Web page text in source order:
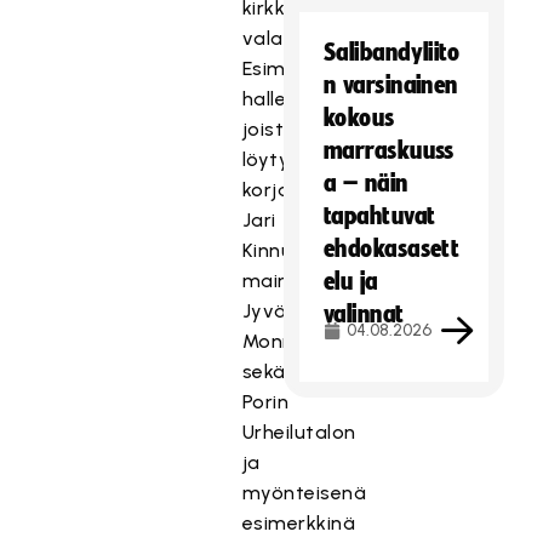
kirkkaus
valaistuksessa.
Esimerkkeinä
halleista,
joista
löytyi
korjattavaa,
Jari
Kinnunen
mainitsi
Jyväskylän
Monnarin
sekä
Porin
Urheilutalon
ja
myönteisenä
esimerkkinä
Salibandyliito
n varsinainen
kokous
marraskuuss
a – näin
tapahtuvat
ehdokasasett
elu ja
valinnat
04.08.2026